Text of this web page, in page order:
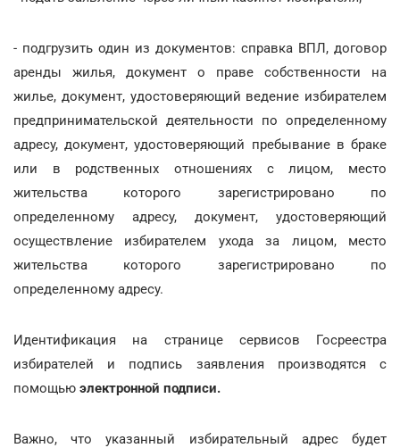
- подгрузить один из документов: справка ВПЛ, договор
аренды жилья, документ о праве собственности на
жилье, документ, удостоверяющий ведение избирателем
предпринимательской деятельности по определенному
адресу, документ, удостоверяющий пребывание в браке
или в родственных отношениях с лицом, место
жительства которого зарегистрировано по
определенному адресу, документ, удостоверяющий
осуществление избирателем ухода за лицом, место
жительства которого зарегистрировано по
определенному адресу.
Идентификация на странице сервисов Госреестра
избирателей и подпись заявления производятся с
помощью электронной подписи.
Важно, что указанный избирательный адрес будет